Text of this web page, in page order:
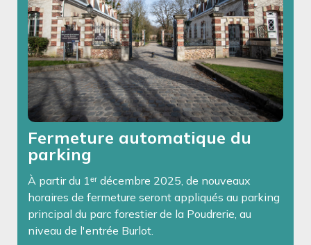
Fermeture automatique du
parking
À partir du 1ᵉʳ décembre 2025, de nouveaux
horaires de fermeture seront appliqués au parking
principal du parc forestier de la Poudrerie, au
niveau de l'entrée Burlot.